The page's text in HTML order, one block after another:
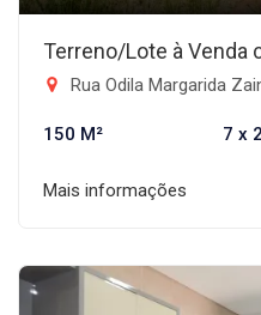
Terreno/Lote à Venda
Rua Odila Margarida
150 M² 7 x
Mais informações